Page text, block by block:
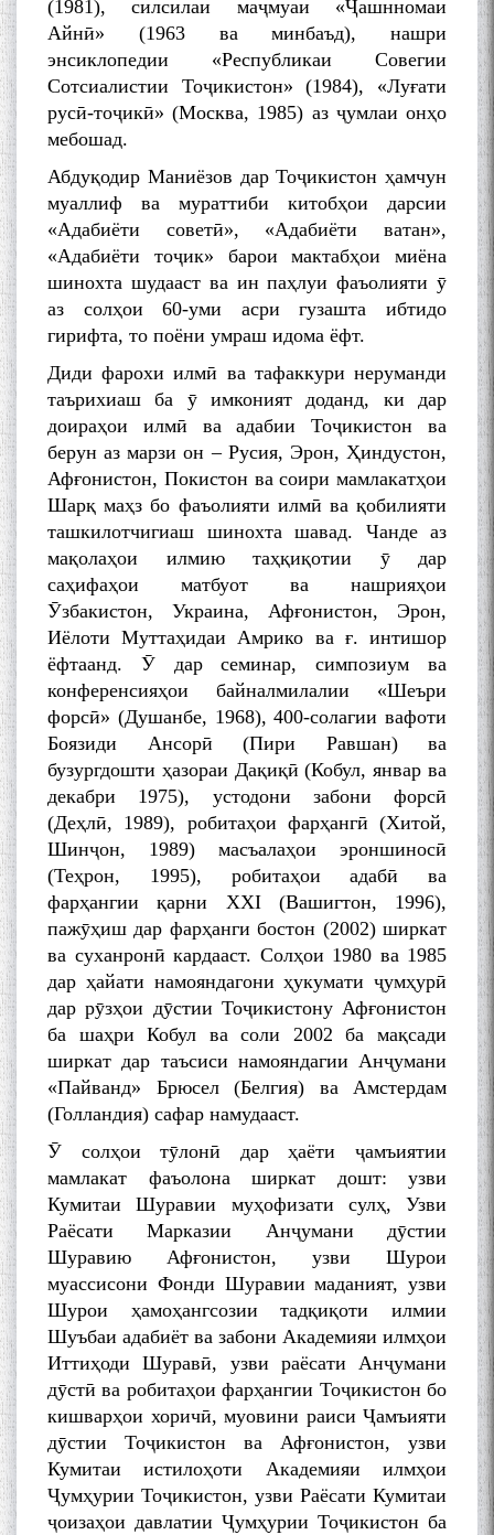
(1981), силсилаи маҷмуаи «Ҷашнномаи
Айнӣ» (1963 ва минбаъд), нашри
энсиклопедии «Республикаи Совегии
Сотсиалистии Тоҷикистон» (1984), «Луғати
русӣ-тоҷикӣ» (Москва, 1985) аз ҷумлаи онҳо
мебошад.
Абдуқодир Маниёзов дар Тоҷикистон ҳамчун
муаллиф ва мураттиби китобҳои дарсии
«Адабиёти советӣ», «Адабиёти ватан»,
«Адабиёти тоҷик» барои мактабҳои миёна
шинохта шудааст ва ин паҳлуи фаъолияти ӯ
аз солҳои 60-уми асри гузашта ибтидо
гирифта, то поёни умраш идома ёфт.
Диди фарохи илмӣ ва тафаккури неруманди
таърихиаш ба ӯ имконият доданд, ки дар
доираҳои илмӣ ва адабии Тоҷикистон ва
берун аз марзи он – Русия, Эрон, Ҳиндустон,
Афғонистон, Покистон ва соири мамлакатҳои
Шарқ маҳз бо фаъолияти илмӣ ва қобилияти
ташкилотчигиаш шинохта шавад. Чанде аз
мақолаҳои илмию таҳқиқотии ӯ дар
саҳифаҳои матбуот ва нашрияҳои
Ӯзбакистон, Украина, Афғонистон, Эрон,
Иёлоти Муттаҳидаи Амрико ва ғ. интишор
ёфтаанд. Ӯ дар семинар, симпозиум ва
конференсияҳои байналмилалии «Шеъри
форсӣ» (Душанбе, 1968), 400-солагии вафоти
Боязиди Ансорӣ (Пири Равшан) ва
бузургдошти ҳазораи Дақиқӣ (Кобул, январ ва
декабри 1975), устодони забони форсӣ
(Деҳлӣ, 1989), робитаҳои фарҳангӣ (Хитой,
Шинҷон, 1989) масъалаҳои эроншиносӣ
(Теҳрон, 1995), робитаҳои адабӣ ва
фарҳангии қарни XXI (Вашигтон, 1996),
пажӯҳиш дар фарҳанги бостон (2002) ширкат
ва суханронӣ кардааст. Солҳои 1980 ва 1985
дар ҳайати намояндагони ҳукумати ҷумҳурӣ
дар рӯзҳои дӯстии Тоҷикистону Афғонистон
ба шаҳри Кобул ва соли 2002 ба мақсади
ширкат дар таъсиси намояндагии Анҷумани
«Пайванд» Брюсел (Белгия) ва Амстердам
(Голландия) сафар намудааст.
Ӯ солҳои тӯлонӣ дар ҳаёти ҷамъиятии
мамлакат фаъолона ширкат дошт: узви
Кумитаи Шуравии муҳофизати сулҳ, Узви
Раёсати Марказии Анҷумани дӯстии
Шуравию Афғонистон, узви Шурои
муассисони Фонди Шуравии маданият, узви
Шурои ҳамоҳангсозии тадқиқоти илмии
Шуъбаи адабиёт ва забони Академияи илмҳои
Иттиҳоди Шуравӣ, узви раёсати Анҷумани
дӯстӣ ва робитаҳои фарҳангии Тоҷикистон бо
кишварҳои хоричӣ, муовини раиси Ҷамъияти
дӯстии Тоҷикистон ва Афғонистон, узви
Кумитаи истилоҳоти Академияи илмҳои
Ҷумҳурии Тоҷикистон, узви Раёсати Кумитаи
ҷоизаҳои давлатии Ҷумҳурии Тоҷикистон ба